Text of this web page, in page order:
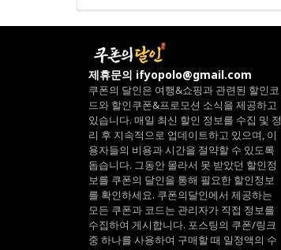
제휴문의 ifyopolo@gmail.com
쿠폰의 달인은 여행&쇼핑과 관련된 할인코
드와 할인쿠폰&프로모션 소식을 제공하고
있습니다. 매일 최신 할인 정보를 수집 및 정
리 후 지속적으로 업데이트하고 있으며, 이
용자들의 비용과 시간을 절약할 수 있도록
돕습니다. 그동안 몰라서 못 받았던 할인정
보를 쿠폰의 달인을 통해 필요한 할인정보
를 확인하세요. 쿠폰의달인에서 제공하는
모든 쿠폰과 코드는 관리자가 직접 정보를
수집하여 게시합니다. 포스팅의 쿠폰/링크
중 하나를 사용하여 구매할 때 일정액의 수